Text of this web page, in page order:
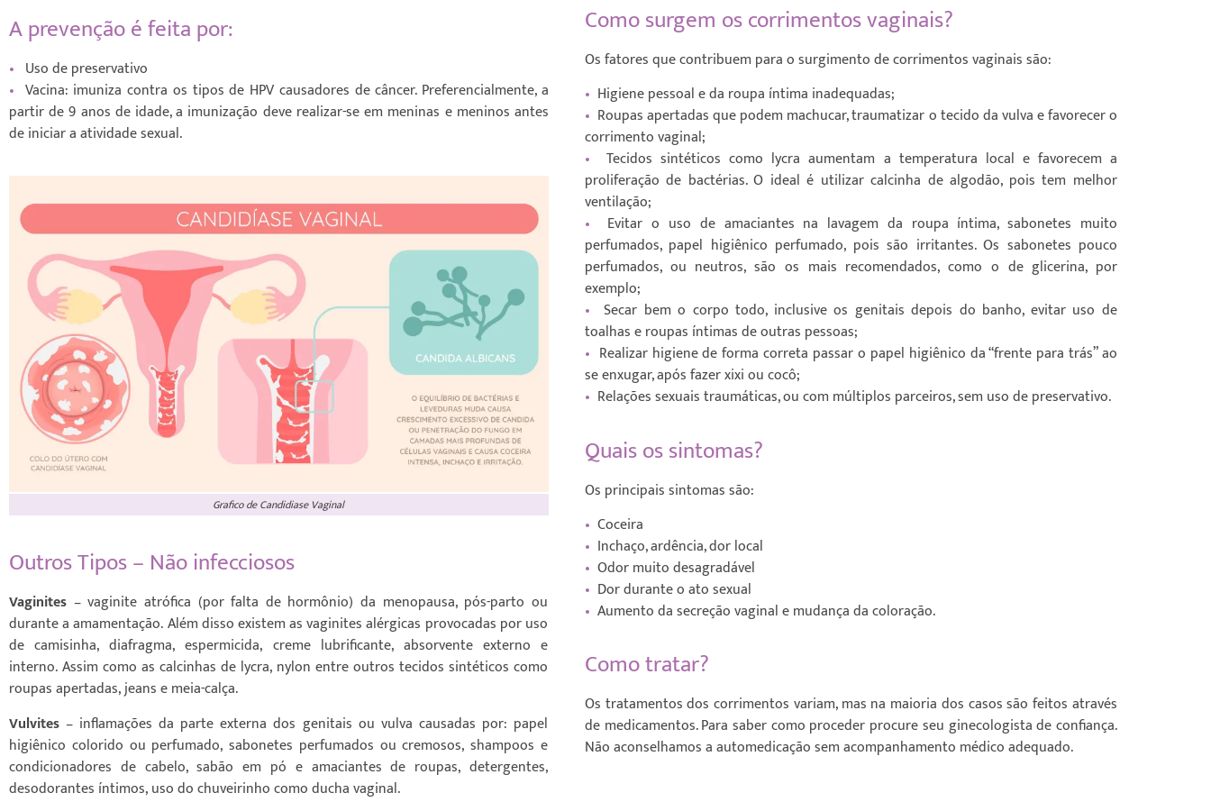
A prevenção é feita por:
• Uso de preservativo
• Vacina: imuniza contra os tipos de HPV causadores de câncer. Preferencialmente, a
partir de 9 anos de idade, a imunização deve realizar-se em meninas e meninos antes
de iniciar a atividade sexual.
Grafico de Candidiase Vaginal
Outros Tipos – Não infecciosos
Vaginites – vaginite atrófica (por falta de hormônio) da menopausa, pós-parto ou
durante a amamentação. Além disso existem as vaginites alérgicas provocadas por uso
de camisinha, diafragma, espermicida, creme lubrificante, absorvente externo e
interno. Assim como as calcinhas de lycra, nylon entre outros tecidos sintéticos como
roupas apertadas, jeans e meia-calça.
Vulvites – inflamações da parte externa dos genitais ou vulva causadas por: papel
higiênico colorido ou perfumado, sabonetes perfumados ou cremosos, shampoos e
condicionadores de cabelo, sabão em pó e amaciantes de roupas, detergentes,
desodorantes íntimos, uso do chuveirinho como ducha vaginal.
Como surgem os corrimentos vaginais?
Os fatores que contribuem para o surgimento de corrimentos vaginais são:
• Higiene pessoal e da roupa íntima inadequadas;
• Roupas apertadas que podem machucar, traumatizar o tecido da vulva e favorecer o
corrimento vaginal;
•
Tecidos sintéticos como lycra aumentam a temperatura local e favorecem a
proliferação de bactérias. O ideal é utilizar calcinha de algodão, pois tem melhor
ventilação;
•
Evitar o uso de amaciantes na lavagem da roupa íntima, sabonetes muito
perfumados, papel higiênico perfumado, pois são irritantes. Os sabonetes pouco
perfumados, ou neutros, são os mais recomendados, como o de glicerina, por
exemplo;
• Secar bem o corpo todo, inclusive os genitais depois do banho, evitar uso de
toalhas e roupas íntimas de outras pessoas;
• Realizar higiene de forma correta passar o papel higiênico da “frente para trás” ao
se enxugar, após fazer xixi ou cocô;
• Relações sexuais traumáticas, ou com múltiplos parceiros, sem uso de preservativo.
Quais os sintomas?
Os principais sintomas são:
• Coceira
• Inchaço, ardência, dor local
• Odor muito desagradável
• Dor durante o ato sexual
• Aumento da secreção vaginal e mudança da coloração.
Como tratar?
Os tratamentos dos corrimentos variam, mas na maioria dos casos são feitos através
de medicamentos. Para saber como proceder procure seu ginecologista de confiança.
Não aconselhamos a automedicação sem acompanhamento médico adequado.